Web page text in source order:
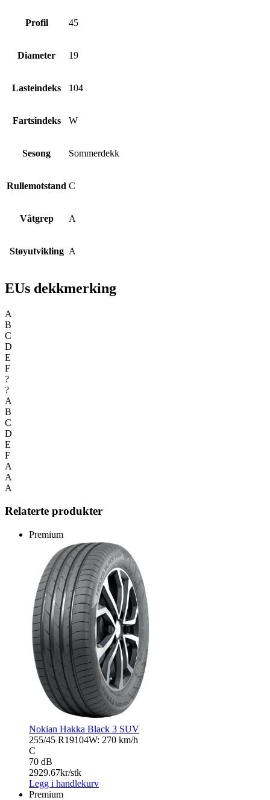
Profil 45
Diameter 19
Lasteindeks 104
Fartsindeks W
Sesong Sommerdekk
Rullemotstand C
Våtgrep A
Støyutvikling A
EUs dekkmerking
A
B
C
D
E
F
?
?
A
B
C
D
E
F
A
A
A
Relaterte produkter
Premium
Nokian Hakka Black 3 SUV
255/45 R19104W: 270 km/h
C
70 dB
2929.67kr/stk
Legg i handlekurv
Premium